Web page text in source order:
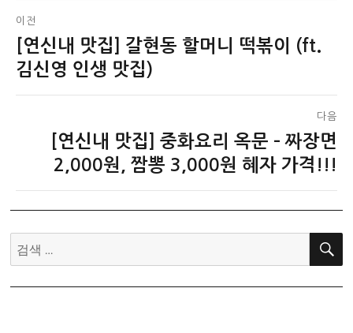
글
탐
색
이전
이
전
[연신내 맛집] 갈현동 할머니 떡볶이 (ft.
김신영 인생 맛집)
다음
[연신내 맛집] 중화요리 옥문 – 짜장면
2,000원, 짬뽕 3,000원 혜자 가격!!!
검
색:
검